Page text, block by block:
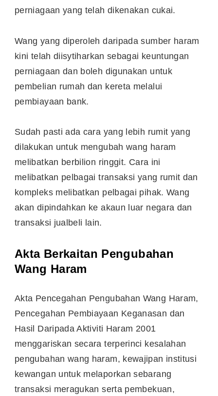
perniagaan yang telah dikenakan cukai.
Wang yang diperoleh daripada sumber haram
kini telah diisytiharkan sebagai keuntungan
perniagaan dan boleh digunakan untuk
pembelian rumah dan kereta melalui
pembiayaan bank.
Sudah pasti ada cara yang lebih rumit yang
dilakukan untuk mengubah wang haram
melibatkan berbilion ringgit. Cara ini
melibatkan pelbagai transaksi yang rumit dan
kompleks melibatkan pelbagai pihak. Wang
akan dipindahkan ke akaun luar negara dan
transaksi jualbeli lain.
Akta Berkaitan Pengubahan
Wang Haram
Akta Pencegahan Pengubahan Wang Haram,
Pencegahan Pembiayaan Keganasan dan
Hasil Daripada Aktiviti Haram 2001
menggariskan secara terperinci kesalahan
pengubahan wang haram, kewajipan institusi
kewangan untuk melaporkan sebarang
transaksi meragukan serta pembekuan,